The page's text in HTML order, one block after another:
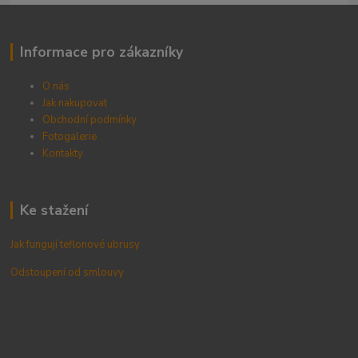
Informace pro zákazníky
O nás
Jak nakupovat
Obchodní podmínky
Fotogalerie
Kontakty
Ke stažení
Jak fungují teflonové ubrusy
Odstoupení od smlouvy